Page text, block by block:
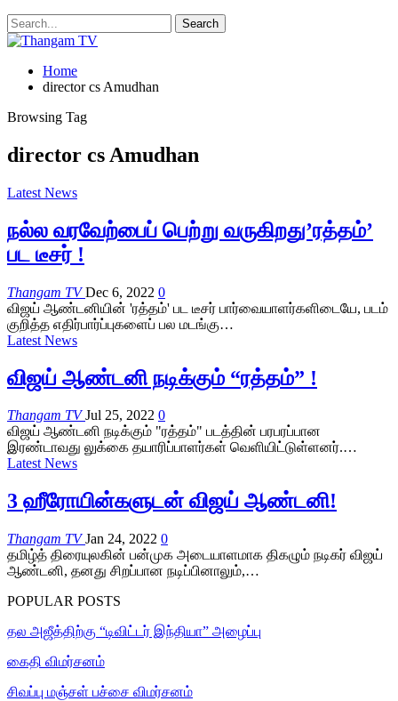
Home
director cs Amudhan
Browsing Tag
director cs Amudhan
Latest News
நல்ல வரவேற்பைப் பெற்று வருகிறது’ரத்தம்’
பட டீசர் !
Thangam TVDec 6, 2022 0
விஜய் ஆண்டனியின் 'ரத்தம்' பட டீசர் பார்வையாளர்களிடையே, படம்
குறித்த எதிர்பார்ப்புகளைப் பல மடங்கு…
Latest News
விஜய் ஆண்டனி நடிக்கும் “ரத்தம்” !
Thangam TVJul 25, 2022 0
விஜய் ஆண்டனி நடிக்கும் "ரத்தம்" படத்தின் பரபரப்பான
இரண்டாவது லுக்கை தயாரிப்பாளர்கள் வெளியிட்டுள்ளனர்.…
Latest News
3 ஹீரோயின்களுடன் விஜய் ஆண்டனி!
Thangam TVJan 24, 2022 0
தமிழ்த் திரையுலகின் பன்முக அடையாளமாக திகழும் நடிகர் விஜய்
ஆண்டனி, தனது சிறப்பான நடிப்பினாலும்,…
POPULAR POSTS
தல அஜீத்திற்கு “டிவிட்டர் இந்தியா” அழைப்பு
கைதி விமர்சனம்
சிவப்பு மஞ்சள் பச்சை விமர்சனம்